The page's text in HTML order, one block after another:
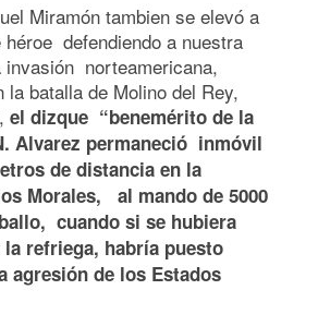
Miramón tambien se elevó a
héroe defendiendo a nuestra
invasión norteamericana,
la batalla de Molino del Rey,
el dizque “benemérito de la
Alvarez permaneció inmóvil
de distancia en la
Morales, al mando de 5000
cuando si se hubiera
refriega, habría puesto
agresión de los Estados